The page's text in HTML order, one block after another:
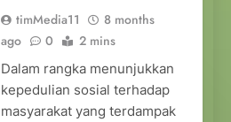
timMedia11
8 months
ago
0 2 mins
Dalam rangka menunjukkan
kepedulian sosial terhadap
masyarakat yang terdampak